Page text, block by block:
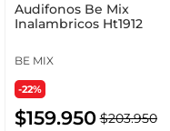
Audifonos Be Mix
Inalambricos Ht1912
BE MIX
-22%
$159.950 $203.950